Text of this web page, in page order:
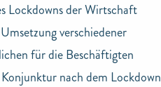
Lockdowns der Wirtschaft
verschiedener
für die Beschäftigten
nach dem Lockdown